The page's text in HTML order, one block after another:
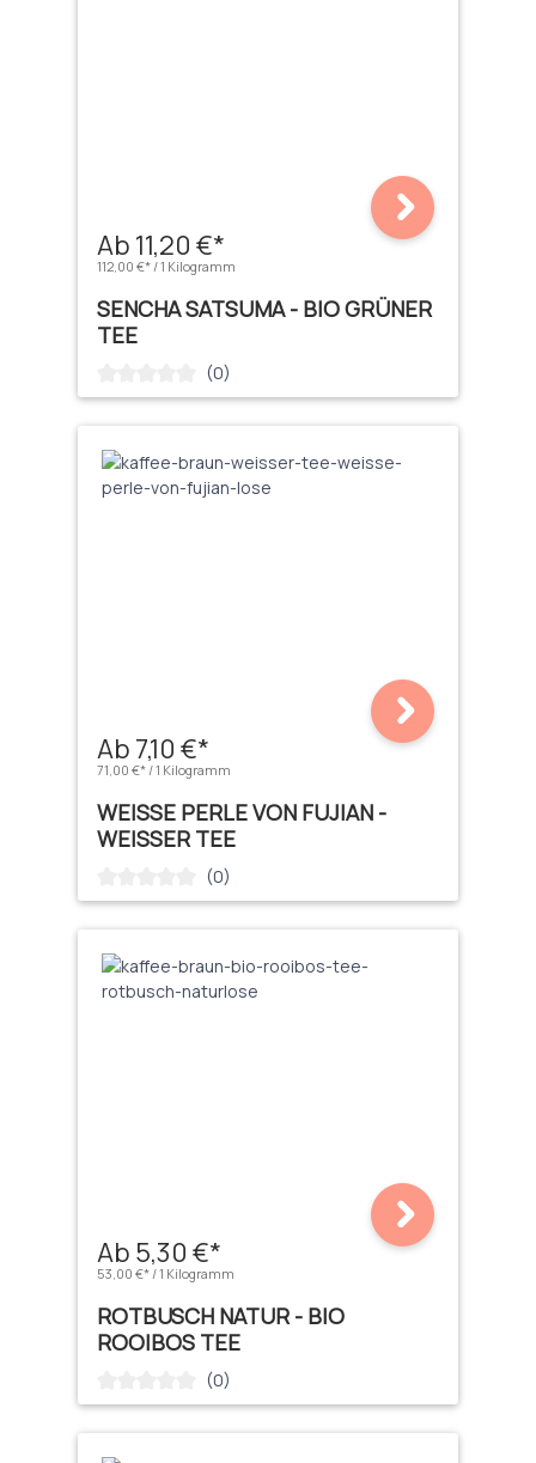
Ab 11,20 €*
112,00 €* / 1 Kilogramm
SENCHA SATSUMA - BIO GRÜNER
TEE
Durchschnittliche Bewertung von 0 von 5 Sternen
(0)
Ab 7,10 €*
71,00 €* / 1 Kilogramm
WEISSE PERLE VON FUJIAN - W
EISSER TEE
Durchschnittliche Bewertung von 0 von 5 Sternen
(0)
Ab 5,30 €*
53,00 €* / 1 Kilogramm
ROTBUSCH NATUR - BIO
ROOIBOS TEE
Durchschnittliche Bewertung von 0 von 5 Sternen
(0)